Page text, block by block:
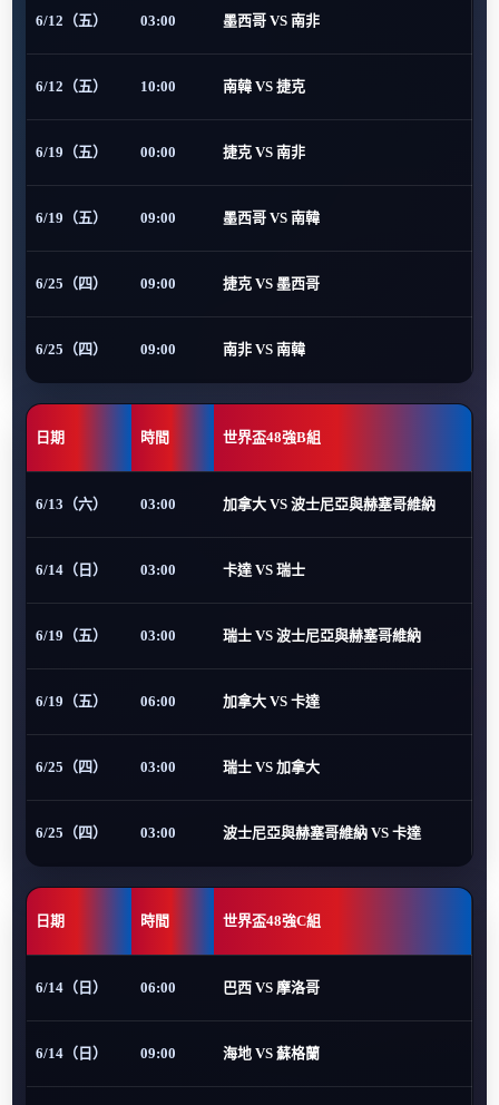
6/12（五） 03:00 墨西哥 VS 南非
6/12（五） 10:00 南韓 VS 捷克
6/19（五） 00:00 捷克 VS 南非
6/19（五） 09:00 墨西哥 VS 南韓
6/25（四） 09:00 捷克 VS 墨西哥
6/25（四） 09:00 南非 VS 南韓
日期 時間 世界盃48強B組
6/13（六） 03:00 加拿大 VS 波士尼亞與赫塞哥維納
6/14（日） 03:00 卡達 VS 瑞士
6/19（五） 03:00 瑞士 VS 波士尼亞與赫塞哥維納
6/19（五） 06:00 加拿大 VS 卡達
6/25（四） 03:00 瑞士 VS 加拿大
6/25（四） 03:00 波士尼亞與赫塞哥維納 VS 卡達
日期 時間 世界盃48強C組
6/14（日） 06:00 巴西 VS 摩洛哥
6/14（日） 09:00 海地 VS 蘇格蘭